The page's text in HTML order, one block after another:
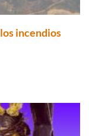
incendios